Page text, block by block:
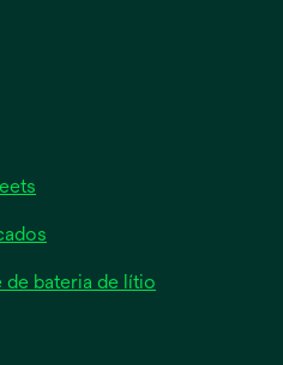
uma
nova
uma
de bateria de lítio